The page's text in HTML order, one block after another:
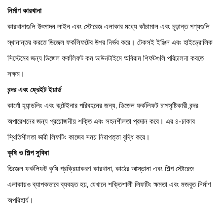
নির্মাণ কারখানা
কারখানাগুলি উৎপাদন লাইন এবং স্টোরেজ এলাকার মধ্যে কাঁচামাল এবং চূড়ান্ত পণ্যগুলি
স্থানান্তর করতে ডিজেল ফর্কলিফটের উপর নির্ভর করে। টেকসই ইঞ্জিন এবং হাইড্রোলিক
সিস্টেমের জন্য ডিজেল ফর্কলিফট কম ডাউনটাইমে অবিরাম শিফটগুলি পরিচালনা করতে
সক্ষম।
বন্দর এবং ফ্রেইট ইয়ার্ড
কার্গো হ্যান্ডলিং এবং কন্টেইনার পরিবহনের জন্য, ডিজেল ফর্কলিফট চাপসৃষ্টিকারী বন্দর
অপারেশনের জন্য প্রয়োজনীয় শক্তি এবং সহনশীলতা প্রদান করে। এর ৪-চাকার
স্থিতিশীলতা ভারী লিফটিং কাজের সময় নিরাপত্তা বৃদ্ধি করে।
কৃষি ও শিল্প সুবিধা
ডিজেল ফর্কলিফট কৃষি প্রক্রিয়াকরণ কারখানা, কাঠের আস্তানা এবং শিল্প স্টোরেজ
এলাকায়ও ব্যাপকভাবে ব্যবহৃত হয়, যেখানে শক্তিশালী লিফটিং ক্ষমতা এবং মজবুত নির্মাণ
অপরিহার্য।